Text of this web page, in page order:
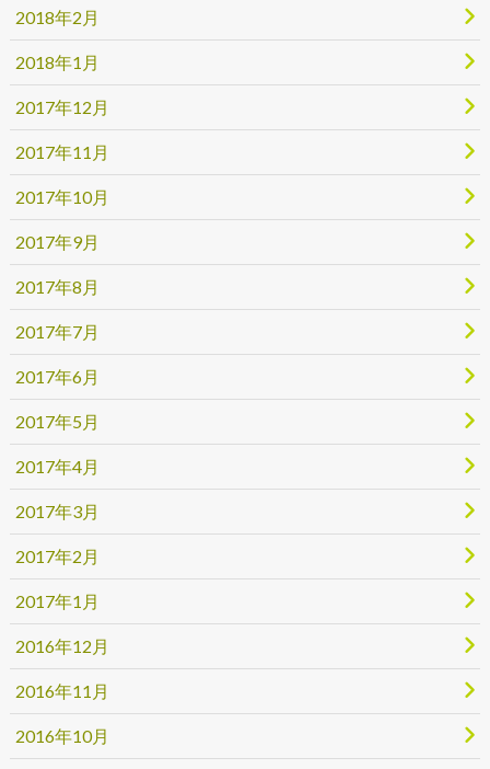
2018年2月
2018年1月
2017年12月
2017年11月
2017年10月
2017年9月
2017年8月
2017年7月
2017年6月
2017年5月
2017年4月
2017年3月
2017年2月
2017年1月
2016年12月
2016年11月
2016年10月